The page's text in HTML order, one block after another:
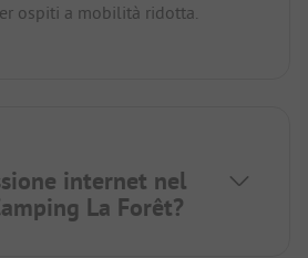
ospiti a mobilità ridotta.
internet nel
La Forêt?